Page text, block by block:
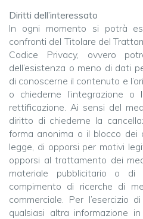
Diritti dell’interessato
In ogni momento si potrà
confronti del Titolare del
Codice Privacy, ovvero
dell’esistenza o meno di dati
di conoscerne il contenuto e
o chiederne l’integrazione o
rettificazione. Ai sensi del
diritto di chiederne la
forma anonima o il blocco
legge, di opporsi per motivi
opporsi al trattamento dei
materiale pubblicitario o
compimento di ricerche di
commerciale. Per
qualsiasi altra informazione